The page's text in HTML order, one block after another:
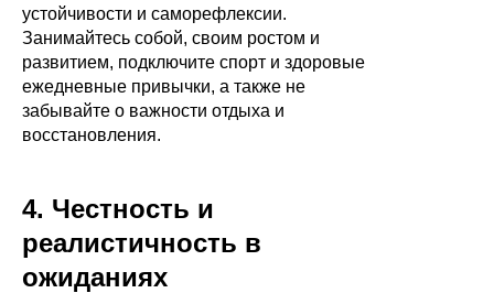
устойчивости и саморефлексии.
Занимайтесь собой, своим ростом и
развитием, подключите спорт и здоровые
ежедневные привычки, а также не
забывайте о важности отдыха и
восстановления.
4. Честность и
реалистичность в
ожиданиях